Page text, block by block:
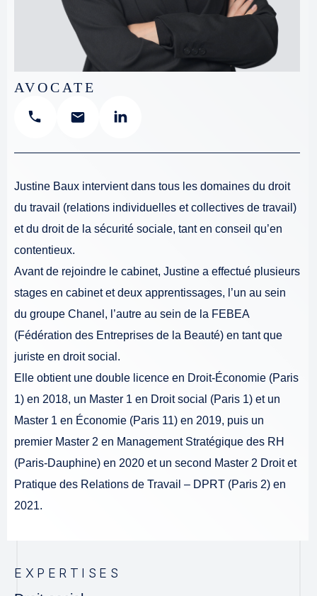
AVOCATE
Justine Baux intervient dans tous les domaines du droit
du travail (relations individuelles et collectives de travail)
et du droit de la sécurité sociale, tant en conseil qu’en
contentieux.
Avant de rejoindre le cabinet, Justine a effectué plusieurs
stages en cabinet et deux apprentissages, l’un au sein
du groupe Chanel, l’autre au sein de la FEBEA
(Fédération des Entreprises de la Beauté) en tant que
juriste en droit social.
Elle obtient une double licence en Droit-Économie (Paris
1) en 2018, un Master 1 en Droit social (Paris 1) et un
Master 1 en Économie (Paris 11) en 2019, puis un
premier Master 2 en Management Stratégique des RH
(Paris-Dauphine) en 2020 et un second Master 2 Droit et
Pratique des Relations de Travail – DPRT (Paris 2) en
2021.
EXPERTISES